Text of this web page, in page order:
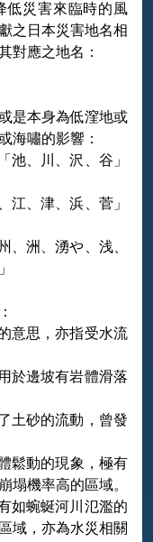
低災害來臨時的風
之日本災害地名相
對應之地名：
是本身為低漥地或
海嘯的影響：
、川、沢、谷」
、津、浜、菅」
洲、湧や、浅、
意思，亦指受水流
於邊坡有岩體滑落
土砂的流動，曾發
動的現象，極有
塌機率高的區域。
如蜿蜒河川氾濫的
域，亦為水災相關